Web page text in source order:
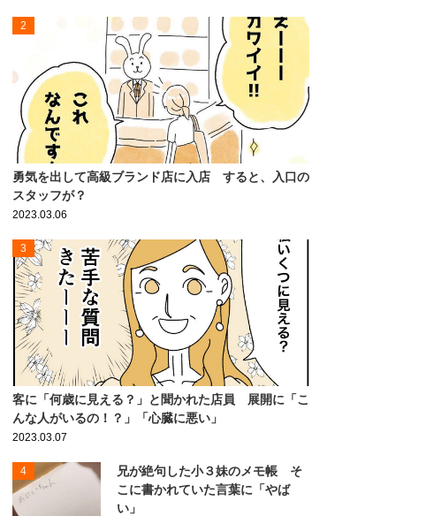
2
勇気を出して高級ブランド店に入店 すると、入口の
スタッフが？
2023.03.06
3
客に「何歳に見える？」と聞かれた店員 展開に「こ
んな人がいるの！？」「心臓に悪い」
2023.03.07
4
兄が絶句した小３妹のメモ帳 そ
こに書かれていた言葉に「やば
い」